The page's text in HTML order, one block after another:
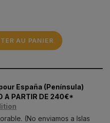
AU PANIER
España (Península)
A PARTIR DE 240€*
(No enviamos a Islas